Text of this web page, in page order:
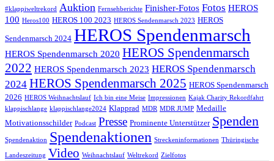
#klappiweltrekord Auktion Fernsehberichte Finisher-Fotos Fotos HEROS
100 Heros100 HEROS 100 2023 HEROS Sendenmarsch 2023 HEROS
Sendenmarsch 2024 HEROS Spendenmarsch
HEROS Spendenmarsch 2020 HEROS Spendenmarsch
2022 HEROS Spendenmarsch 2023 HEROS Spendenmarsch
2024 HEROS Spendenmarsch 2025 HEROS Spendenmarsch
2026 HEROS Weihnachtslauf Ich bin eine Meise Impressionen Kajak Charity Rekordfahrt
klappischlange klappischlange2024 Klapprad MDR MDR JUMP Medaille
Motivationsschilder Podcast Presse Prominente Unterstützer Spenden
Spendenaktion Spendenaktionen Streckeninformationen Thüringische
Landeszeitung Video Weihnachtslauf Weltrekord Zielfotos